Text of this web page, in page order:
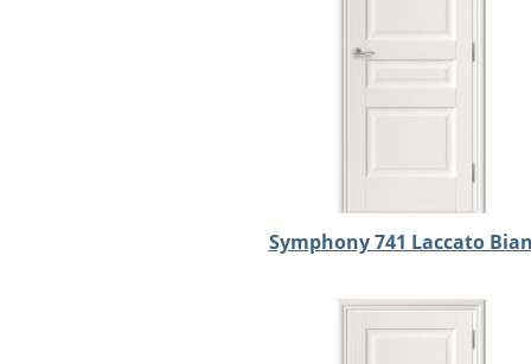
Symphony 741 Laccato